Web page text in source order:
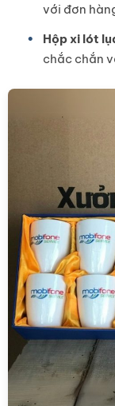
với đơn
Hộp xi lót
chắc chắn